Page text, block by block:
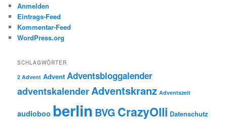
Anmelden
Eintrags-Feed
Kommentar-Feed
WordPress.org
SCHLAGWÖRTER
2 Advent Advent Adventsbloggalender
adventskalenderAdventskranz Adventszeit
audioboo berlin BVG CrazyOlli Datenschutz